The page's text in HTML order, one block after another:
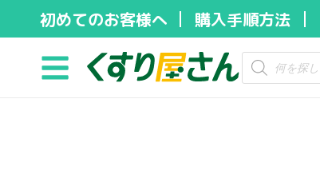
初めてのお客様へ 購入手順方法